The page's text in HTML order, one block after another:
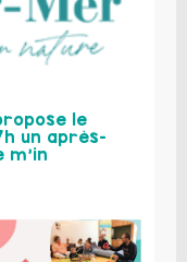
le
un après-